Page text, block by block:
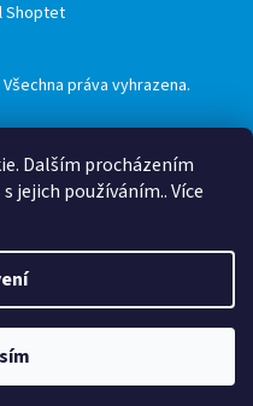
Dalším procházením
jejich používáním.. Více
Shoptet
Všechna práva vyhrazena.